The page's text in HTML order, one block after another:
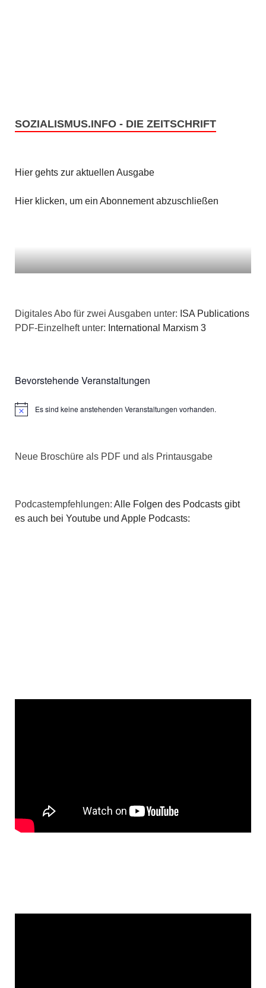
SOZIALISMUS.INFO - DIE ZEITSCHRIFT
Hier gehts zur aktuellen Ausgabe
Hier klicken, um ein Abonnement abzuschließen
Digitales Abo für zwei Ausgaben unter: ISA Publications
PDF-Einzelheft unter: International Marxism 3
Bevorstehende Veranstaltungen
HinweisEs sind keine anstehenden Veranstaltungen vorhanden.
Neue Broschüre als PDF und als Printausgabe
Podcastempfehlungen: Alle Folgen des Podcasts gibt
es auch bei Youtube und Apple Podcasts: